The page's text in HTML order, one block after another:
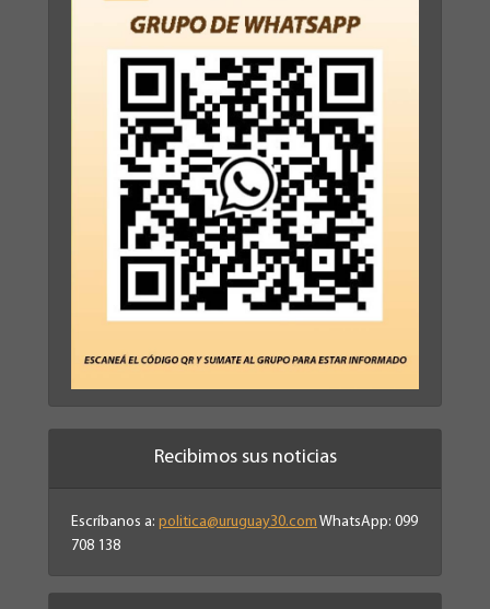
Recibimos sus noticias
Escríbanos a: politica@uruguay30.com WhatsApp: 099
708 138